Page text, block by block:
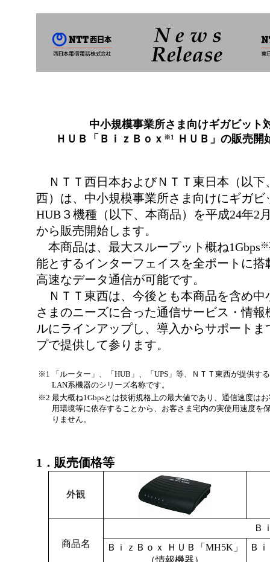
中小規模事業所さま向けギガビット
ＨＵＢ「ＢｉｚＢｏｘ ※1 ＨＵＢ」の販売開
ＮＴＴ西日本およびＮＴＴ東日本（以下
西）は、中小規模事業所さま向けにギガビ
HUB３機種（以下、本商品）を平成24年2
から販売開始します。
本商品は、最大スループット概ね1Gbps
能とするインターフェイスを全ポートに搭
高速なデータ通信が可能です。
ＮＴＴ東西は、今後とも本商品を含め中
さまのニーズに合った通信サービス・情報
ルにラインアップし、導入からサポートま
プで提供して参ります。
※1
「ルーター」、「HUB」、「UPS」等、ＮＴＴ東西が提供す
LAN系機器のシリーズ名称です。
※2 最大概ね1Gbpsとは技術規格上の最大値であり、通信速度は
用環境等に依存することから、お客さま宅内の実使用速度を
りません。
1．販売価格等
外観
商品名
Ｂ
ＢｉｚＢｏｘ ＨＵＢ「MH5K」
（情報機器）
Ｂ